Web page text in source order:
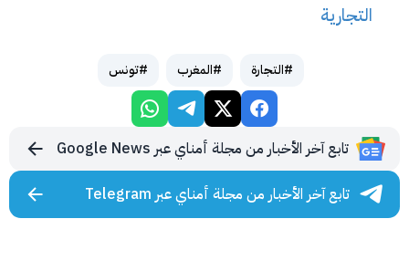
التجارية
#التجارة #المغرب #تونس
تابع آخر الأخبار من مجلة أمناي عبر Google News
تابع آخر الأخبار من مجلة أمناي عبر Telegram